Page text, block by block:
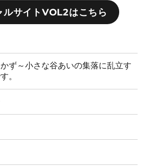
ルサイトVOL2はこちら
ず～小さな谷あいの集落に乱立す
。